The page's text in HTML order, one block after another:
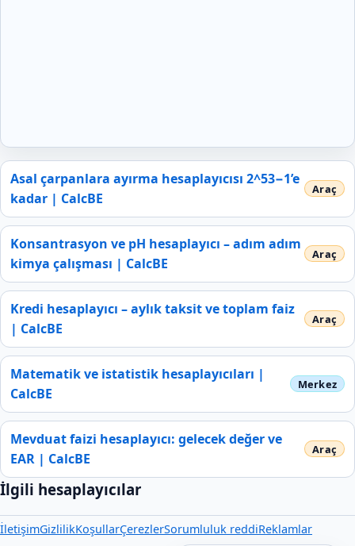
Asal çarpanlara ayırma hesaplayıcısı 2^53−1’e
kadar | CalcBE
Konsantrasyon ve pH hesaplayıcı – adım adım
kimya çalışması | CalcBE
Kredi hesaplayıcı – aylık taksit ve toplam faiz
| CalcBE
Matematik ve istatistik hesaplayıcıları |
CalcBE
Mevduat faizi hesaplayıcı: gelecek değer ve
EAR | CalcBE
İlgili hesaplayıcılar
İletişimGizlilikKoşullarÇerezlerSorumluluk reddiReklamlar